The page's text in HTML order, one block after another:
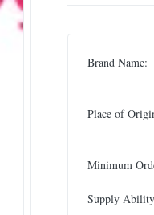
Brand Name:
Place of
Minimum
Supply